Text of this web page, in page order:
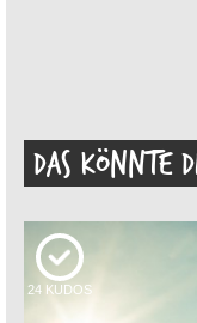
DAS KÖNNTE
24 KUDOS